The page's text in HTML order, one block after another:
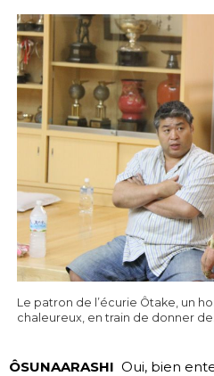
Le patron de l’écurie Ôtake, un
chaleureux, en train de donner
ÔSUNAARASHI Oui, bien